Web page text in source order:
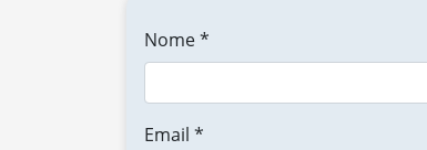
Nome *
Email *